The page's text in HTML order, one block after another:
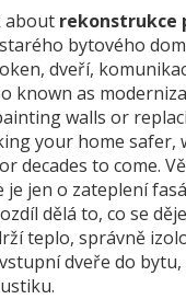
about rekonstrukce
bytového
dveří,
known as
walls or
your home safer,
decades to come.
jen o zateplení
dělá to, co se
teplo, správně
dveře do